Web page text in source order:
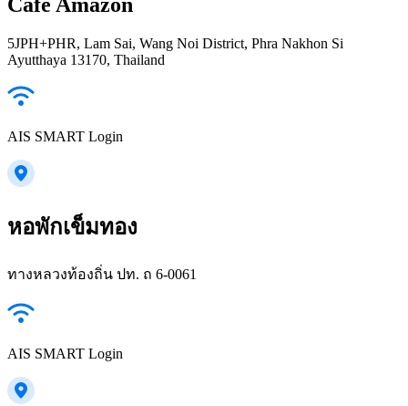
Café Amazon
5JPH+PHR, Lam Sai, Wang Noi District, Phra Nakhon Si
Ayutthaya 13170, Thailand
AIS SMART Login
หอพักเข็มทอง
ทางหลวงท้องถิ่น ปท. ถ 6-0061
AIS SMART Login